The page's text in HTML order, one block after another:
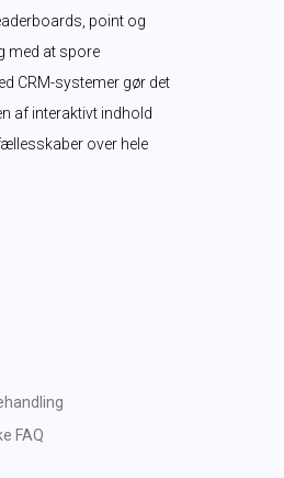
point og
med at spore
CRM-systemer gør det
af interaktivt indhold
over hele
FAQ